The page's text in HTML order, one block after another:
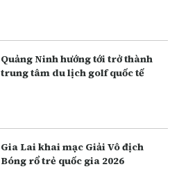
Quảng Ninh hướng tới trở thành
trung tâm du lịch golf quốc tế
Gia Lai khai mạc Giải Vô địch
Bóng rổ trẻ quốc gia 2026